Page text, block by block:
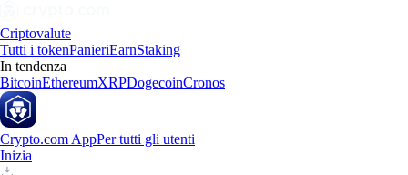
Criptovalute
Tutti i tokenPanieriEarnStaking
In tendenza
BitcoinEthereumXRPDogecoinCronos
Crypto.com AppPer tutti gli utenti
Inizia